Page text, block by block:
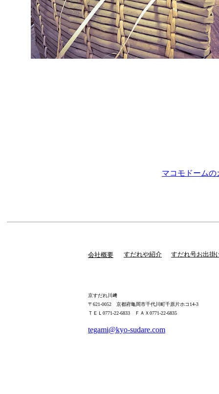
マコモドームの
京すだれ川﨑
〒621-0052 京都府亀岡市千代川町千原片ホコ14-3
ＴＥＬ0771-22-6833 ＦＡＸ0771-22-6835
tegami@kyo-sudare.com
すだれや紹介
会社概要 すだれ号お出掛